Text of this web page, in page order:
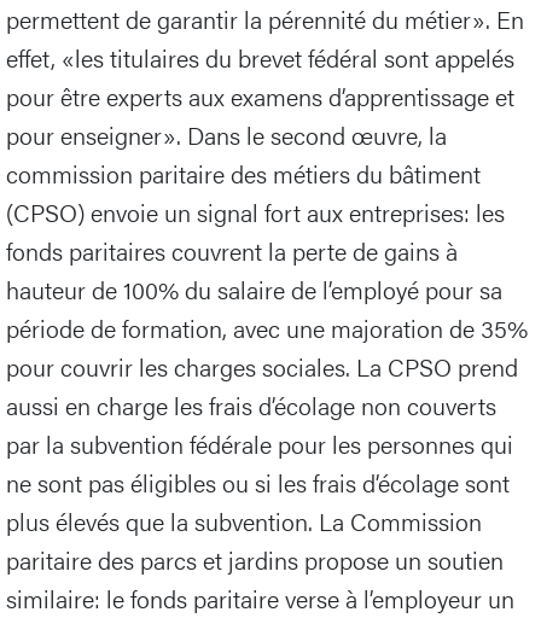
permettent de garantir la pérennité du métier». En
effet, «les titulaires du brevet fédéral sont appelés
pour être experts aux examens d’apprentissage et
pour enseigner». Dans le second œuvre, la
commission paritaire des métiers du bâtiment
(CPSO) envoie un signal fort aux entreprises: les
fonds paritaires couvrent la perte de gains à
hauteur de 100% du salaire de l’employé pour sa
période de formation, avec une majoration de 35%
pour couvrir les charges sociales. La CPSO prend
aussi en charge les frais d’écolage non couverts
par la subvention fédérale pour les personnes qui
ne sont pas éligibles ou si les frais d’écolage sont
plus élevés que la subvention. La Commission
paritaire des parcs et jardins propose un soutien
similaire: le fonds paritaire verse à l’employeur un